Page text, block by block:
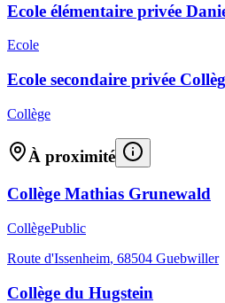
Ecole élémentaire privée
Ecole
Ecole secondaire privée
Collège
À proximité
Collège Mathias Grunewald
CollègePublic
Route d'Issenheim, 68504 Guebwiller
Collège du Hugstein